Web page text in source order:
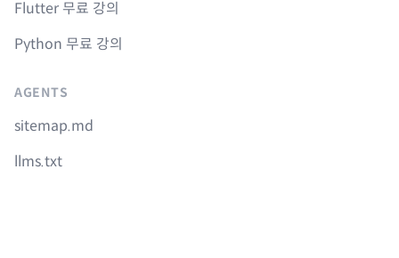
Flutter 무료 강의
Python 무료 강의
AGENTS
sitemap.md
llms.txt